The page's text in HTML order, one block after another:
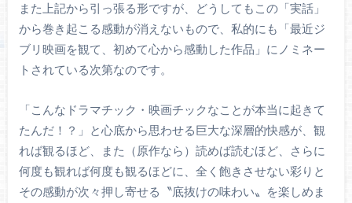
また上記から引っ張る形ですが、どうしてもこの「実話」
から巻き起こる感動が消えないもので、私的にも「最近ジ
ブリ映画を観て、初めて心から感動した作品」にノミネー
トされている次第なのです。
「こんなドラマチック・映画チックなことが本当に起きて
たんだ！？」と心底から思わせる巨大な深層的快感が、観
れば観るほど、また（原作なら）読めば読むほど、さらに
何度も観れば何度も観るほどに、全く飽きさせない彩りと
その感動が次々押し寄せる〝底抜けの味わい〟を楽しめま